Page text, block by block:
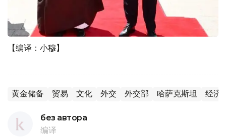
【编译：小穆】
黄金储备 贸易 文化 外交 外交部 哈萨克斯坦 经济
без автора
编译